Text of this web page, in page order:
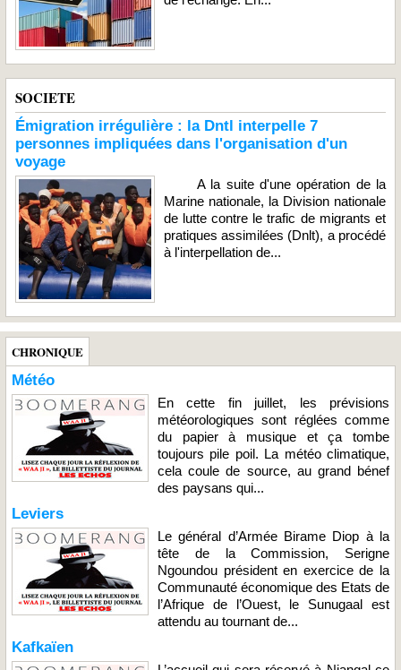
SOCIETE
Émigration irrégulière : la Dntl interpelle 7
personnes impliquées dans l'organisation d'un
voyage
A la suite d'une opération de la
Marine nationale, la Division nationale
de lutte contre le trafic de migrants et
pratiques assimilées (Dnlt), a procédé
à l'interpellation de...
CHRONIQUE
Météo
En cette fin juillet, les prévisions
météorologiques sont réglées comme
du papier à musique et ça tombe
toujours pile poil. La météo climatique,
cela coule de source, au grand bénef
des paysans qui...
Leviers
Le général d’Armée Birame Diop à la
tête de la Commission, Serigne
Ngoundou président en exercice de la
Communauté économique des Etats de
l’Afrique de l’Ouest, le Sunugaal est
attendu au tournant de...
Kafkaïen